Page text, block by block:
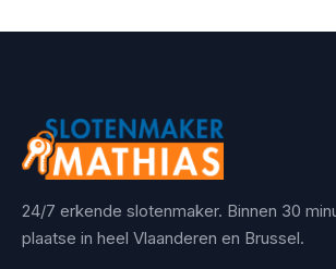
24/7 erkende slotenmaker. Binnen 30
plaatse in heel Vlaanderen en Brussel.